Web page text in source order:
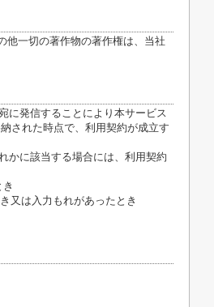
他一切の著作物の著作権は、当社
に発信することにより本サービス
された時点で、利用契約が成立す
かに該当する場合には、利用契約
又は入力もれがあったとき